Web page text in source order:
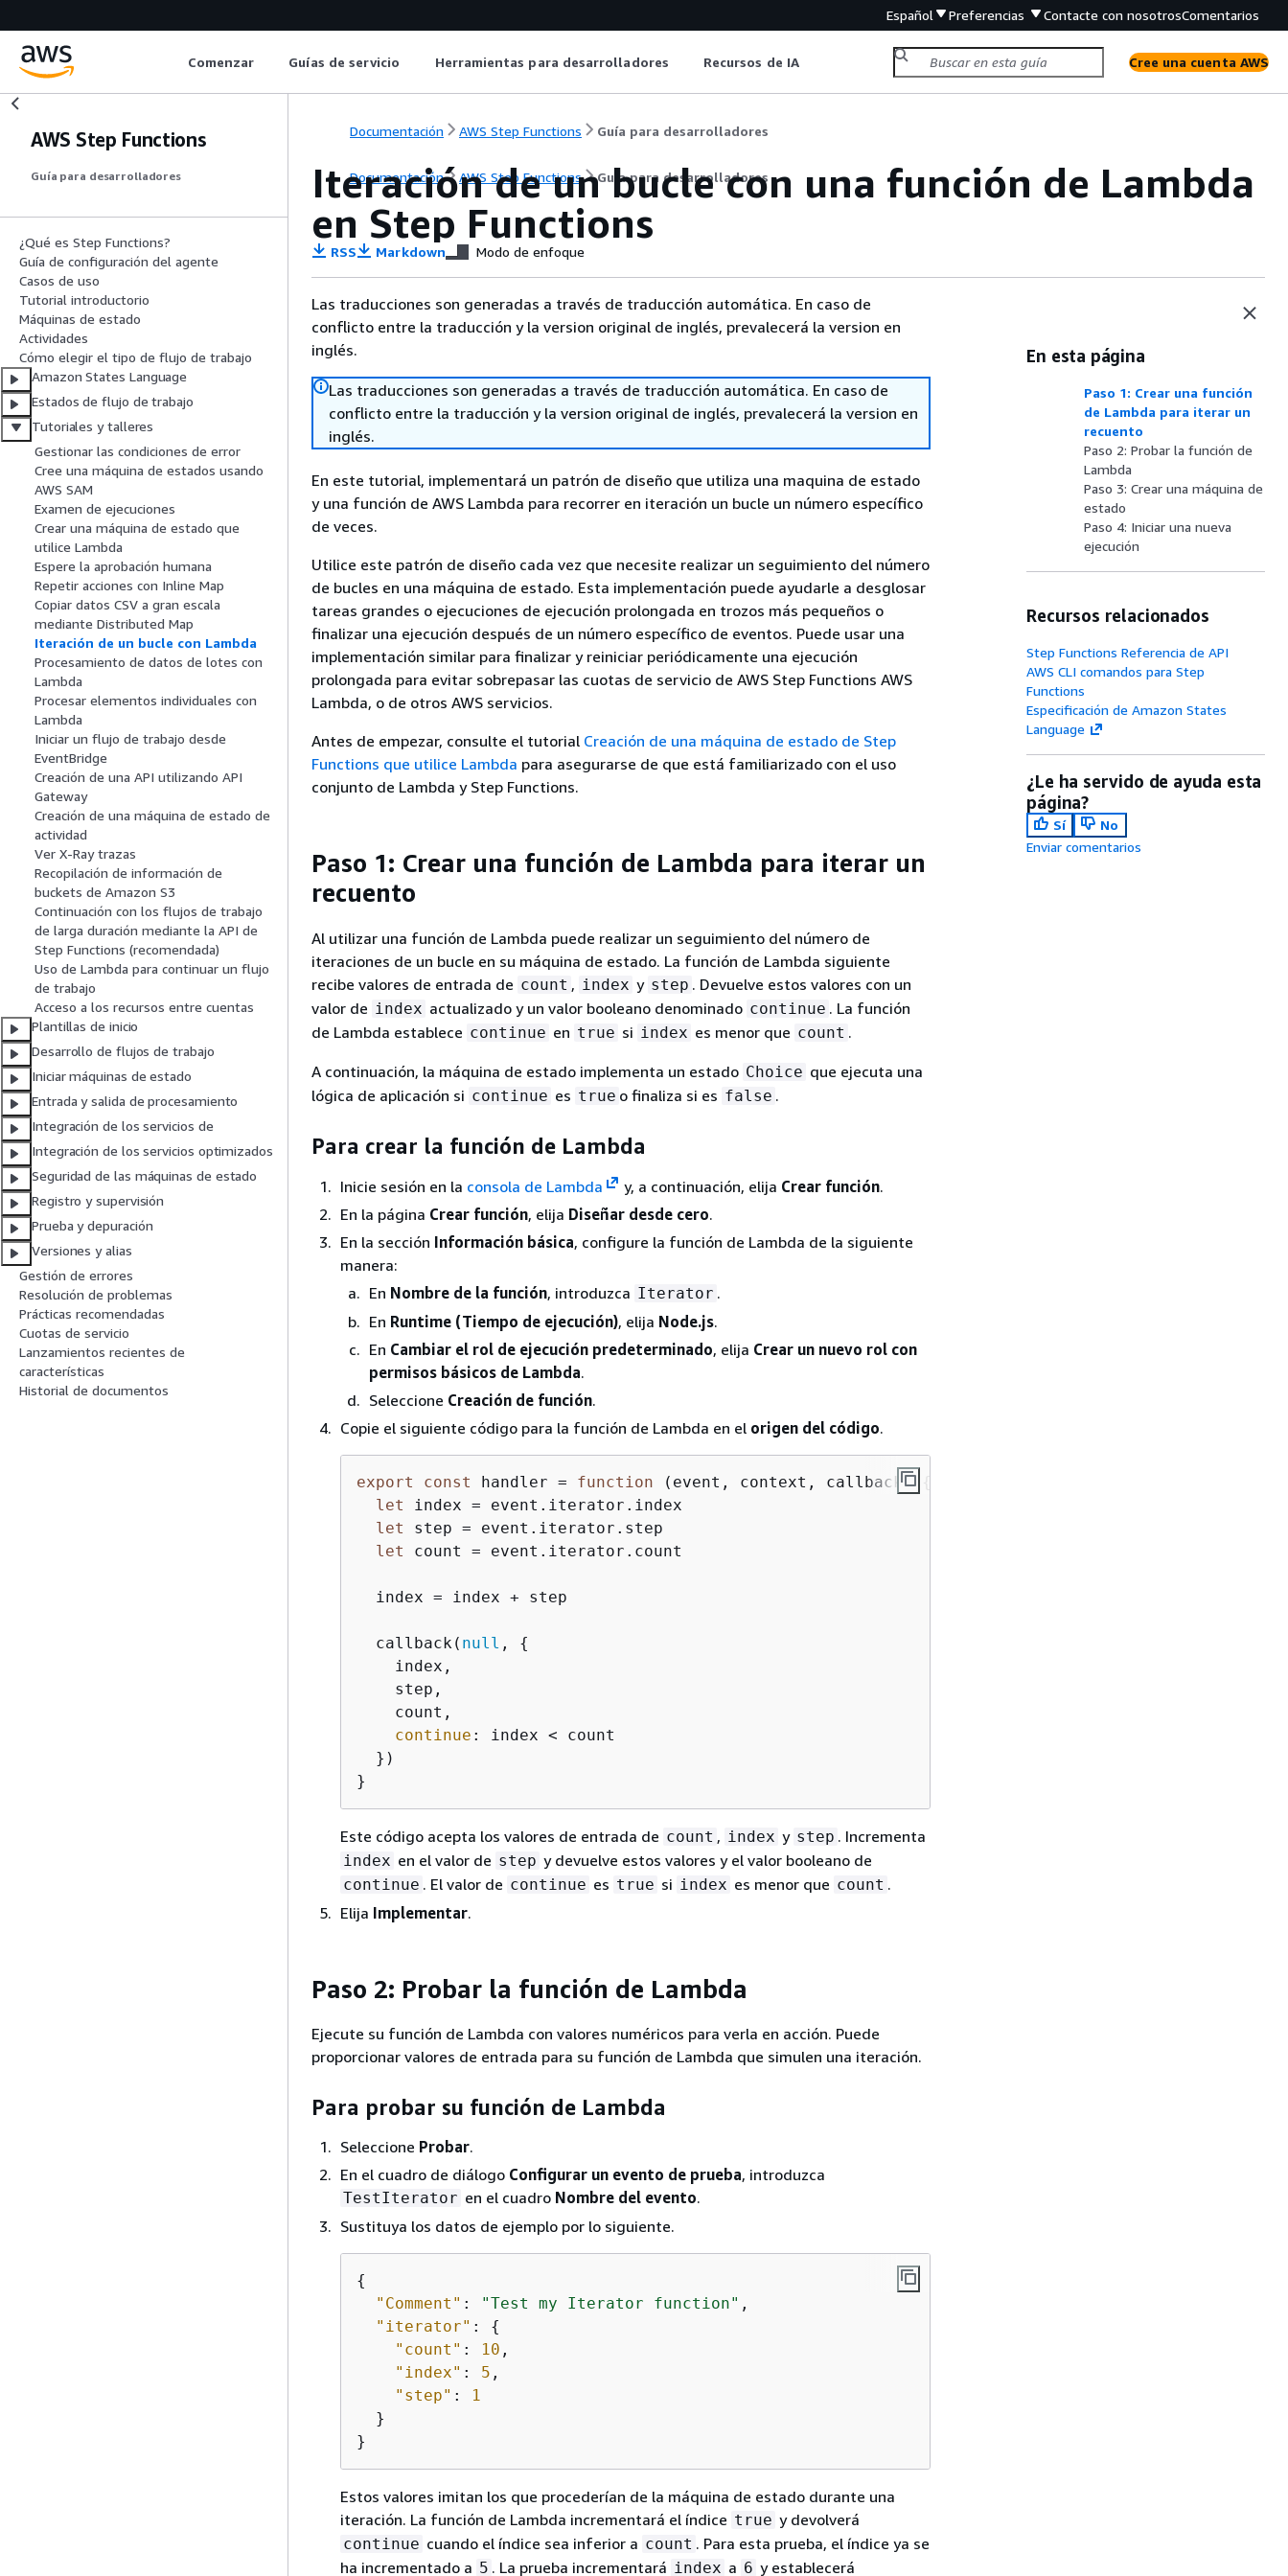
Español Preferencias Contacte con nosotrosComentarios
Comenzar Guías de servicio Herramientas para desarrolladores Recursos de IA Cree una cuenta AWS
AWS Step Functions
Guía para desarrolladores
¿Qué es Step Functions?
Guía de configuración del agente
Casos de uso
Tutorial introductorio
Máquinas de estado
Actividades
Cómo elegir el tipo de flujo de trabajo
Amazon States Language
Estados de flujo de trabajo
Tutoriales y talleres
Gestionar las condiciones de error
Cree una máquina de estados usando
AWS SAM
Examen de ejecuciones
Crear una máquina de estado que
utilice Lambda
Espere la aprobación humana
Repetir acciones con Inline Map
Copiar datos CSV a gran escala
mediante Distributed Map
Iteración de un bucle con Lambda
Procesamiento de datos de lotes con
Lambda
Procesar elementos individuales con
Lambda
Iniciar un flujo de trabajo desde
EventBridge
Creación de una API utilizando API
Gateway
Creación de una máquina de estado de
actividad
Ver X-Ray trazas
Recopilación de información de
buckets de Amazon S3
Continuación con los flujos de trabajo
de larga duración mediante la API de
Step Functions (recomendada)
Uso de Lambda para continuar un flujo
de trabajo
Acceso a los recursos entre cuentas
Plantillas de inicio
Desarrollo de flujos de trabajo
Iniciar máquinas de estado
Entrada y salida de procesamiento
Integración de los servicios de
Integración de los servicios optimizados
Seguridad de las máquinas de estado
Registro y supervisión
Prueba y depuración
Versiones y alias
Gestión de errores
Resolución de problemas
Prácticas recomendadas
Cuotas de servicio
Lanzamientos recientes de
características
Historial de documentos
Documentación AWS Step Functions Guía para desarrolladores
Documentación AWS Step Functions Guía para desarrolladores
Iteración de un bucle con una función de Lambda
en Step Functions
RSS Markdown Modo de enfoque
Las traducciones son generadas a través de traducción automática. En caso de
conflicto entre la traducción y la version original de inglés, prevalecerá la version en
inglés.
Las traducciones son generadas a través de traducción automática. En caso de
conflicto entre la traducción y la version original de inglés, prevalecerá la version en
inglés.
En este tutorial, implementará un patrón de diseño que utiliza una maquina de estado
y una función de AWS Lambda para recorrer en iteración un bucle un número específico
de veces.
Utilice este patrón de diseño cada vez que necesite realizar un seguimiento del número
de bucles en una máquina de estado. Esta implementación puede ayudarle a desglosar
tareas grandes o ejecuciones de ejecución prolongada en trozos más pequeños o
finalizar una ejecución después de un número específico de eventos. Puede usar una
implementación similar para finalizar y reiniciar periódicamente una ejecución
prolongada para evitar sobrepasar las cuotas de servicio de AWS Step Functions AWS
Lambda, o de otros AWS servicios.
Antes de empezar, consulte el tutorial Creación de una máquina de estado de Step
Functions que utilice Lambda para asegurarse de que está familiarizado con el uso
conjunto de Lambda y Step Functions.
Paso 1: Crear una función de Lambda para iterar un
recuento
Al utilizar una función de Lambda puede realizar un seguimiento del número de
iteraciones de un bucle en su máquina de estado. La función de Lambda siguiente
recibe valores de entrada de count , index y step . Devuelve estos valores con un
valor de index actualizado y un valor booleano denominado continue . La función
de Lambda establece continue en true si index es menor que count .
A continuación, la máquina de estado implementa un estado Choice que ejecuta una
lógica de aplicación si continue es true o finaliza si es false .
Para crear la función de Lambda
Inicie sesión en la consola de Lambda y, a continuación, elija Crear función.
En la página Crear función, elija Diseñar desde cero.
En la sección Información básica, configure la función de Lambda de la siguiente
manera:
En Nombre de la función, introduzca Iterator .
En Runtime (Tiempo de ejecución), elija Node.js.
En Cambiar el rol de ejecución predeterminado, elija Crear un nuevo rol con
permisos básicos de Lambda.
Seleccione Creación de función.
Copie el siguiente código para la función de Lambda en el origen del código.
export const handler = function ( event, context, callback)
let
index = event.iterator.index
let
step = event.iterator.step
let
count = event.iterator.count
  index = index + step
  callback(
null , {
    index,
    step,
    count,
continue : index < count
  })
}
Este código acepta los valores de entrada de count , index y step . Incrementa
index en el valor de step y devuelve estos valores y el valor booleano de
continue . El valor de continue es true si index es menor que count .
Elija Implementar.
Paso 2: Probar la función de Lambda
Ejecute su función de Lambda con valores numéricos para verla en acción. Puede
proporcionar valores de entrada para su función de Lambda que simulen una iteración.
Para probar su función de Lambda
Seleccione Probar.
En el cuadro de diálogo Configurar un evento de prueba, introduzca
TestIterator en el cuadro Nombre del evento.
Sustituya los datos de ejemplo por lo siguiente.
{
"Comment" : "Test my Iterator function" ,
"iterator" : {
"count" : 10 ,
"index" : 5 ,
"step" :
1
  }
Estos valores imitan los que procederían de la máquina de estado durante una
iteración. La función de Lambda incrementará el índice true y devolverá
continue cuando el índice sea inferior a count . Para esta prueba, el índice ya se
ha incrementado a 5 . La prueba incrementará index a 6 y establecerá
En esta página
Paso 1: Crear una función
de Lambda para iterar un
recuento
Paso 2: Probar la función de
Lambda
Paso 3: Crear una máquina de
estado
Paso 4: Iniciar una nueva
ejecución
Recursos relacionados
Step Functions Referencia de API
AWS CLI comandos para Step
Functions
Especificación de Amazon States
Language
¿Le ha servido de ayuda esta
página?
Sí
No
Enviar comentarios